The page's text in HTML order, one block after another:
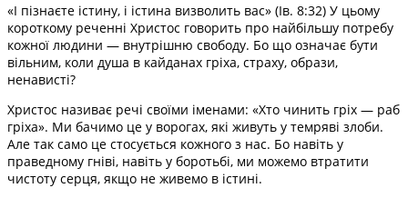
«І пізнаєте істину, і істина визволить вас» (Ів. 8:32) У цьому
короткому реченні Христос говорить про найбільшу потребу
кожної людини — внутрішню свободу. Бо що означає бути
вільним, коли душа в кайданах гріха, страху, образи,
ненависті?
Христос називає речі своїми іменами: «Хто чинить гріх — раб
гріха». Ми бачимо це у ворогах, які живуть у темряві злоби.
Але так само це стосується кожного з нас. Бо навіть у
праведному гніві, навіть у боротьбі, ми можемо втратити
чистоту серця, якщо не живемо в істині.